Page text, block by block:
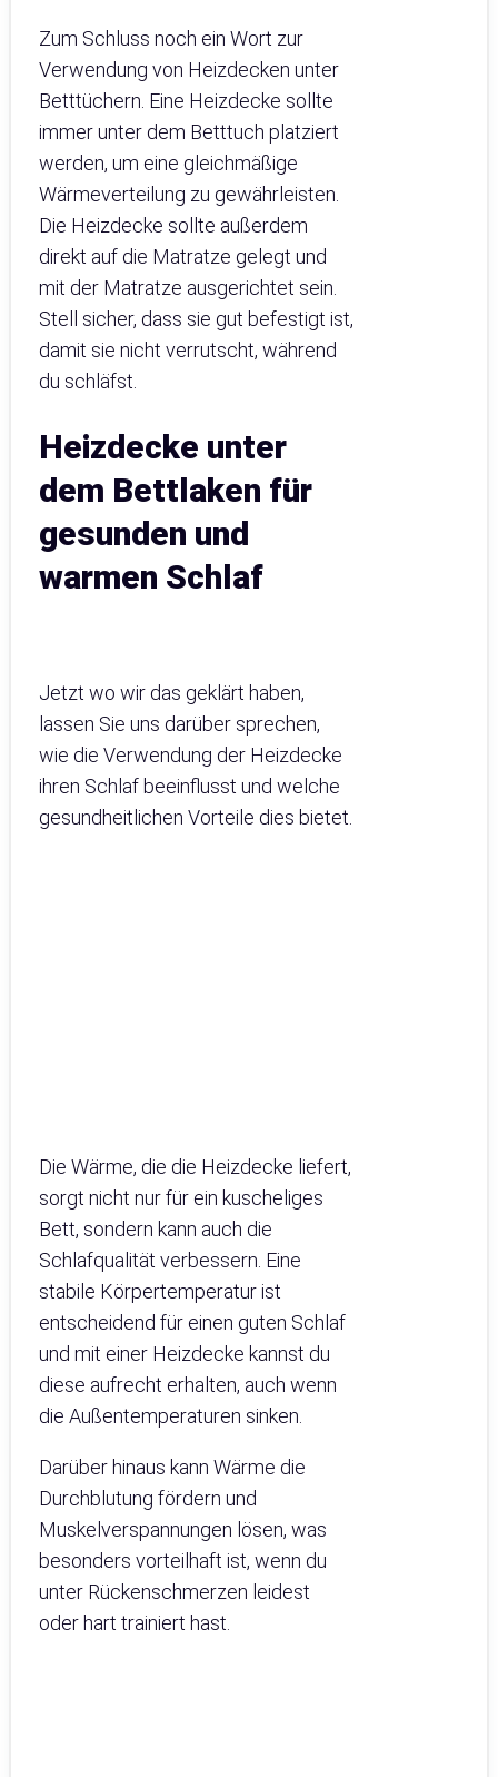
Zum Schluss noch ein Wort zur
Verwendung von Heizdecken unter
Betttüchern. Eine Heizdecke sollte
immer unter dem Betttuch platziert
werden, um eine gleichmäßige
Wärmeverteilung zu gewährleisten.
Die Heizdecke sollte außerdem
direkt auf die Matratze gelegt und
mit der Matratze ausgerichtet sein.
Stell sicher, dass sie gut befestigt ist,
damit sie nicht verrutscht, während
du schläfst.
Heizdecke unter
dem Bettlaken für
gesunden und
warmen Schlaf
Jetzt wo wir das geklärt haben,
lassen Sie uns darüber sprechen,
wie die Verwendung der Heizdecke
ihren Schlaf beeinflusst und welche
gesundheitlichen Vorteile dies bietet.
Die Wärme, die die Heizdecke liefert,
sorgt nicht nur für ein kuscheliges
Bett, sondern kann auch die
Schlafqualität verbessern. Eine
stabile Körpertemperatur ist
entscheidend für einen guten Schlaf
und mit einer Heizdecke kannst du
diese aufrecht erhalten, auch wenn
die Außentemperaturen sinken.
Darüber hinaus kann Wärme die
Durchblutung fördern und
Muskelverspannungen lösen, was
besonders vorteilhaft ist, wenn du
unter Rückenschmerzen leidest
oder hart trainiert hast.